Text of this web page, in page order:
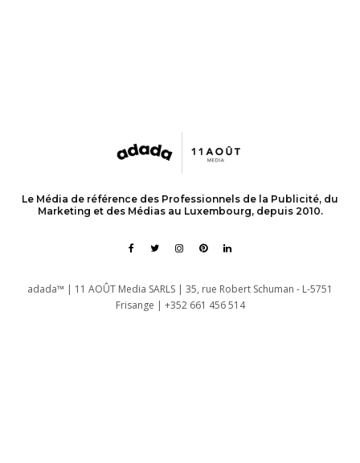
Le Média de référence des Professionnels de la Publicité, du
Marketing et des Médias au Luxembourg, depuis 2010.
adada™ | 11 AOÛT Media SARLS | 35, rue Robert Schuman - L-5751
Frisange | +352 661 456 514